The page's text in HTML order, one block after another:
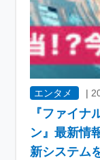
エンタメ |
『ファイナ
ン』最新情
新システム